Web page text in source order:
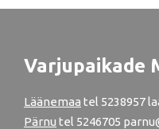
Varjupaikade
Läänemaa tel 5238957
Pärnu tel 5246705